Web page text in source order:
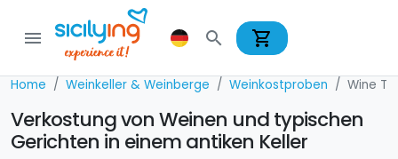
menu search shopping_cart
Home Weinkeller & Weinberge Weinkostproben Wine
Verkostung von Weinen und typischen
Gerichten in einem antiken Keller